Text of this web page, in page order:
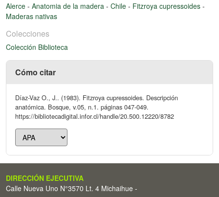
Alerce - Anatomia de la madera - Chile - Fitzroya cupressoides -
Maderas nativas
Colecciones
Colección Biblioteca
Cómo citar
Díaz-Vaz O., J.. (1983). Fitzroya cupressoides. Descripción
anatómica. Bosque, v.05, n.1. páginas 047-049.
https://bibliotecadigital.infor.cl/handle/20.500.12220/8782
DIRECCIÓN EJECUTIVA
Calle Nueva Uno N°3570 Lt. 4 Michaihue -